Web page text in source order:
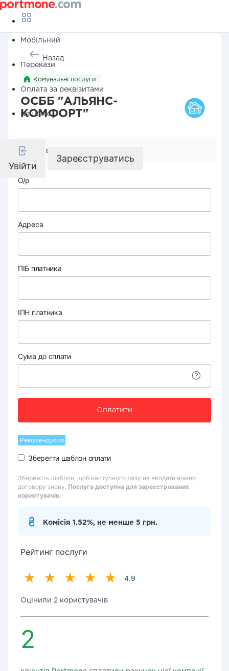
Мобільний
Перекази
Оплата за реквізитами
Кешбек
Увійти
Зареєструватись
Назад
Комунальні послуги
ОСББ "АЛЬЯНС-
КОМФОРТ"
Реквізити компанії
О/р
Адреса
ПІБ платника
ІПН платника
Сума до сплати
Оплатити
Рекомендуємо
Зберегти шаблон оплати
Збережіть шаблон, щоб наступного разу не вводити номер
договору знову. Послуга доступна для зареєстрованих
користувачів.
Комісія 1.52%, не менше 5 грн.
Рейтинг послуги
4.9
Оцінили 2 користувачів
2